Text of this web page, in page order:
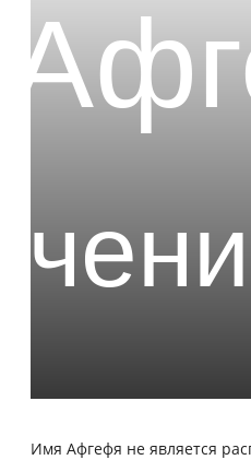
Имя Афгефя не является